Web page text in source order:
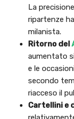
La
ripartenze
milanista.
Ritorno del
aumentato
e le
secondo
riacceso il
Cartellini e